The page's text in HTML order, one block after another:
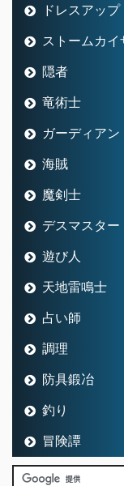
ドレスアップ
ストームカイ
隠者
竜術士
ガーディアン
海賊
魔剣士
デスマスター
遊び人
天地雷鳴士
占い師
調理
防具鍛冶
釣り
冒険譚